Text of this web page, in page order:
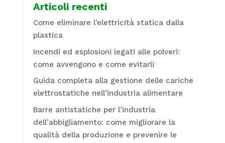
Articoli recenti
Come eliminare l’elettricità statica dalla
plastica
Incendi ed esplosioni legati alle polveri:
come avvengono e come evitarli
Guida completa alla gestione delle cariche
elettrostatiche nell’industria alimentare
Barre antistatiche per l’industria
dell’abbigliamento: come migliorare la
qualità della produzione e prevenire le